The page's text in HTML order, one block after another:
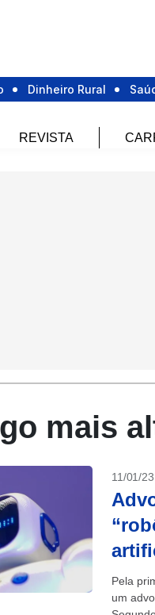
Dinheiro Rural
REVISTA
mais
11/01/
Pela
um